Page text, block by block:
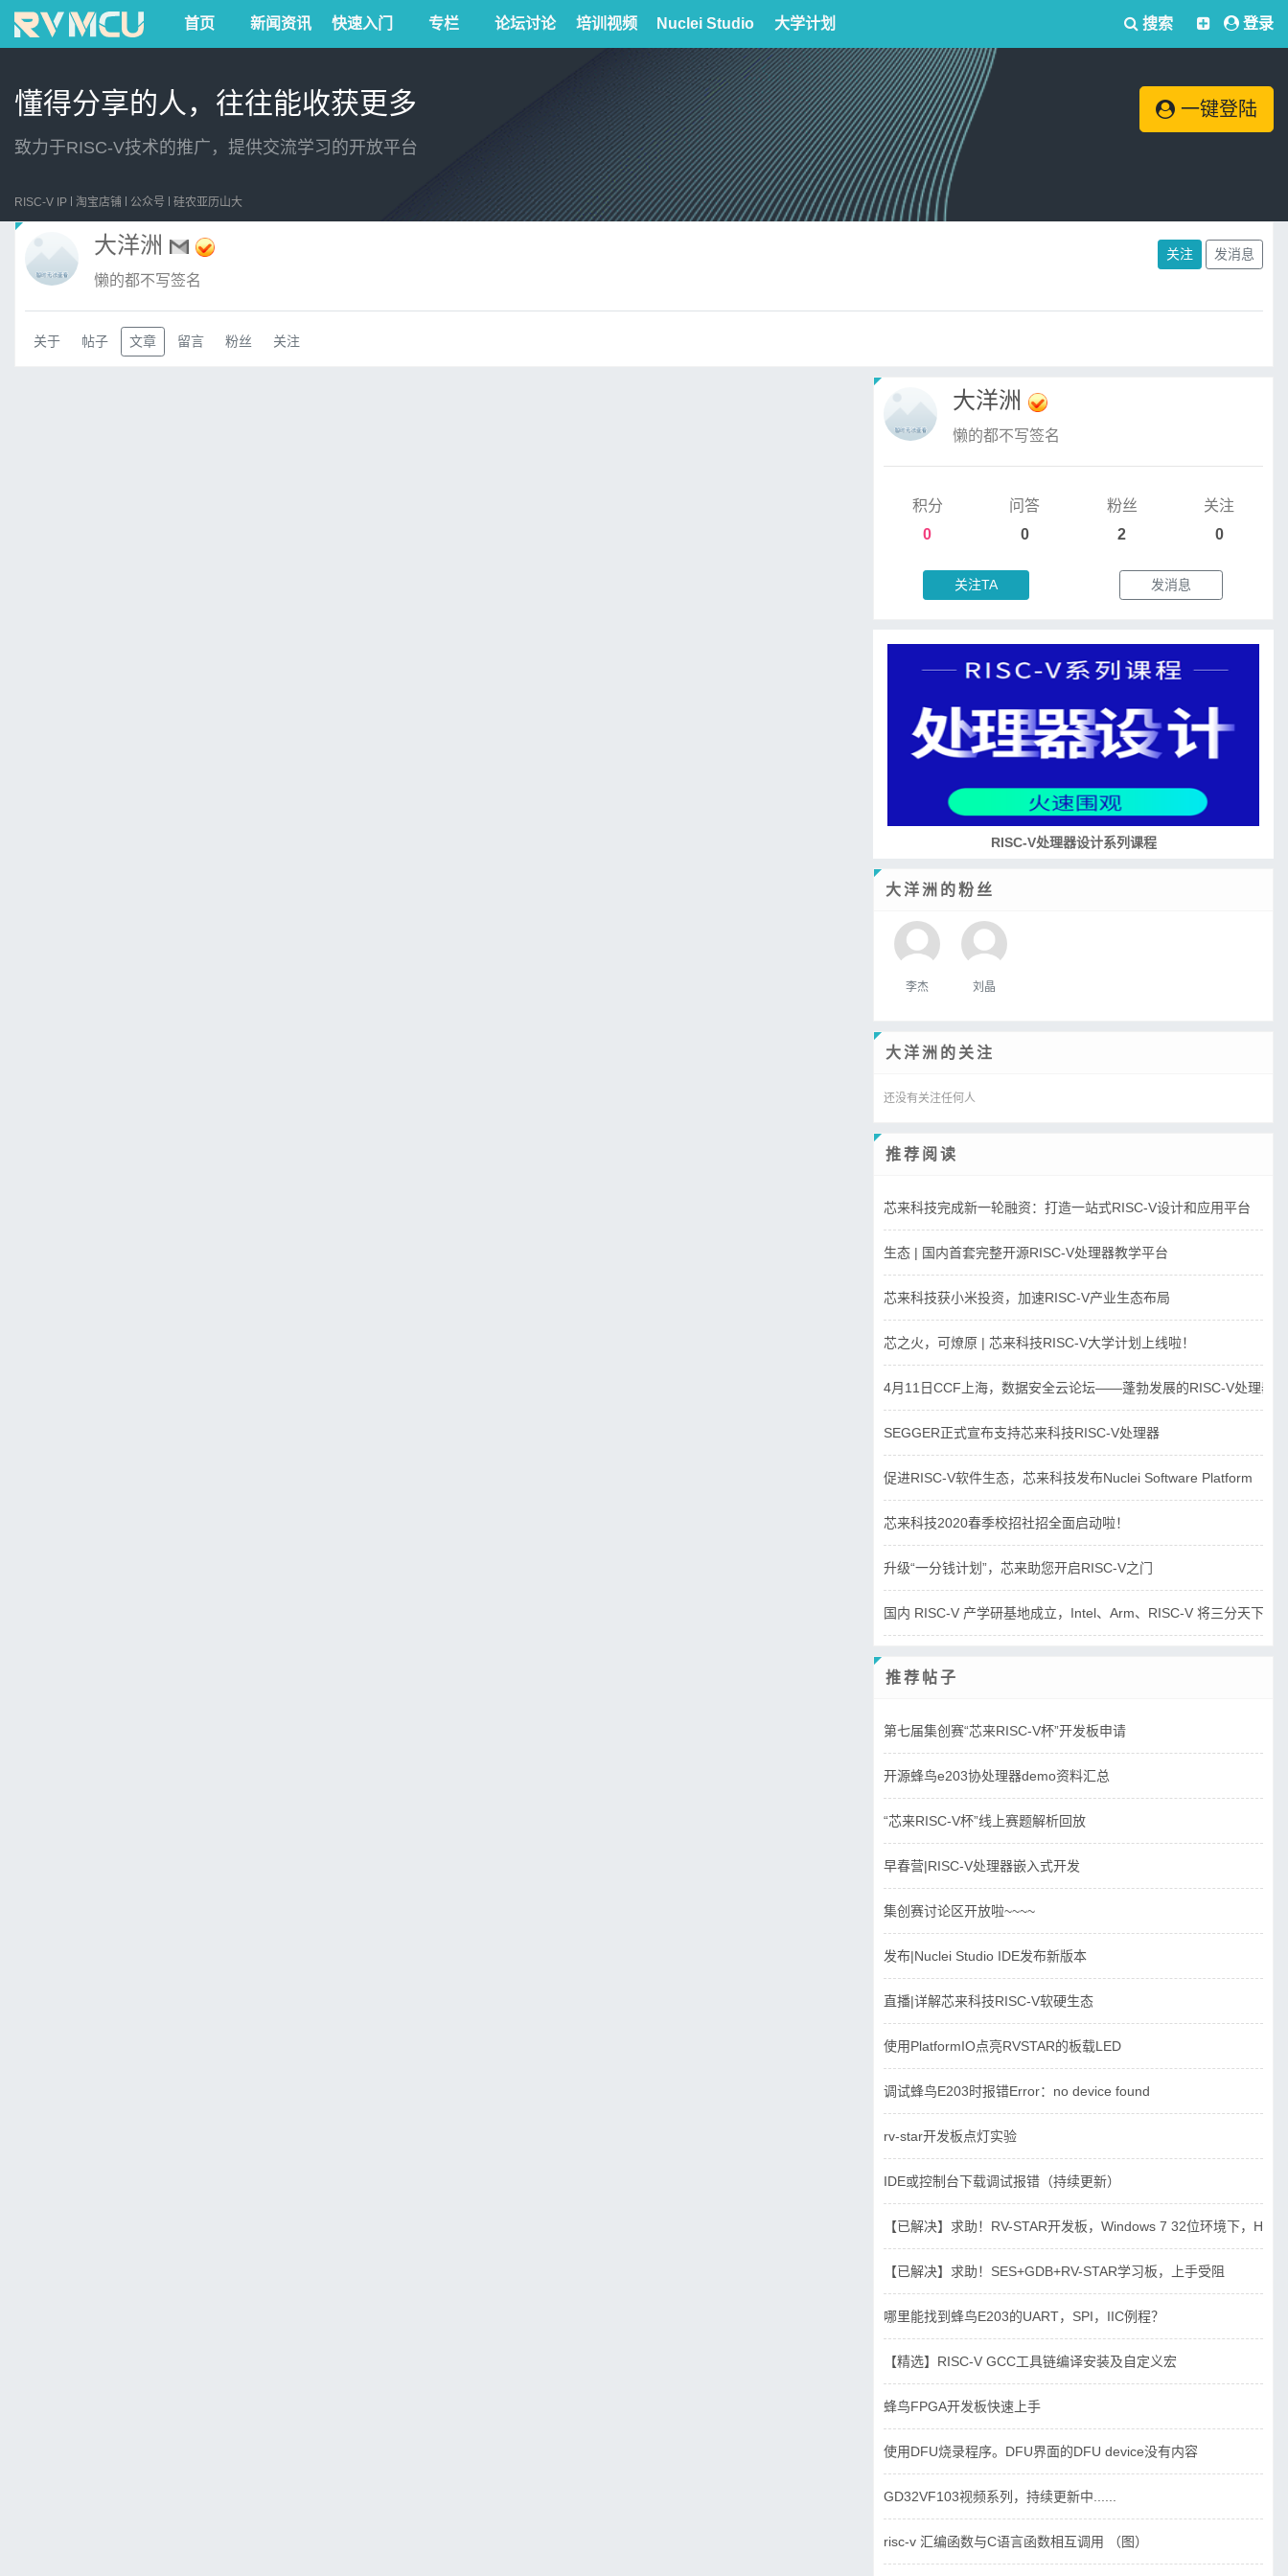
首页 新闻资讯 快速入门 专栏 论坛讨论 培训视频 Nuclei Studio 大学计划 搜索 登录
懂得分享的人，往往能收获更多
致力于RISC-V技术的推广，提供交流学习的开放平台
一键登陆
RISC-V IP 淘宝店铺 公众号 硅农亚历山大
大洋洲
懒的都不写签名
关注 发消息
关于 帖子 文章 留言 粉丝 关注
大洋洲
懒的都不写签名
积分
0
问答
0
粉丝
2
关注
0
关注TA 发消息
培养RISC-V大学土壤 共建RISC-V教育生态
大洋洲的粉丝
李杰 刘晶
大洋洲的关注
还没有关注任何人
推荐阅读
芯来科技完成新一轮融资：打造一站式RISC-V设计和应用平台
生态 | 国内首套完整开源RISC-V处理器教学平台
芯来科技获小米投资，加速RISC-V产业生态布局
芯之火，可燎原 | 芯来科技RISC-V大学计划上线啦！
4月11日CCF上海，数据安全云论坛——蓬勃发展的RISC-V处理器
SEGGER正式宣布支持芯来科技RISC-V处理器
促进RISC-V软件生态，芯来科技发布Nuclei Software Platform
芯来科技2020春季校招社招全面启动啦！
升级“一分钱计划”，芯来助您开启RISC-V之门
国内 RISC-V 产学研基地成立，Intel、Arm、RISC-V 将三分天下？
推荐帖子
第七届集创赛“芯来RISC-V杯”开发板申请
开源蜂鸟e203协处理器demo资料汇总
“芯来RISC-V杯”线上赛题解析回放
早春营|RISC-V处理器嵌入式开发
集创赛讨论区开放啦~~~~
发布|Nuclei Studio IDE发布新版本
直播|详解芯来科技RISC-V软硬生态
使用PlatformIO点亮RVSTAR的板载LED
调试蜂鸟E203时报错Error：no device found
rv-star开发板点灯实验
IDE或控制台下载调试报错（持续更新）
【已解决】求助！RV-STAR开发板，Windows 7 32位环境下，
【已解决】求助！SES+GDB+RV-STAR学习板，上手受阻
哪里能找到蜂鸟E203的UART，SPI，IIC例程？
【精选】RISC-V GCC工具链编译安装及自定义宏
蜂鸟FPGA开发板快速上手
使用DFU烧录程序。DFU界面的DFU device没有内容
GD32VF103视频系列，持续更新中......
risc-v 汇编函数与C语言函数相互调用 （图）